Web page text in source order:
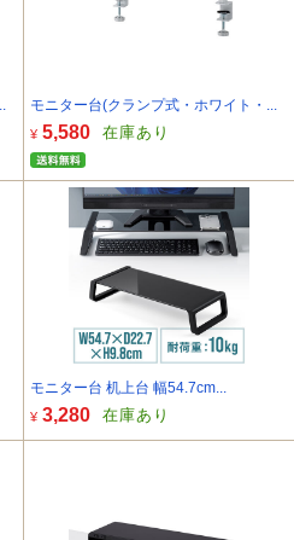
モニター台(クランプ式・ホワイト・...
¥ 5,580 在庫あり
モニター台 机上台 幅54.7cm...
¥ 3,280 在庫あり